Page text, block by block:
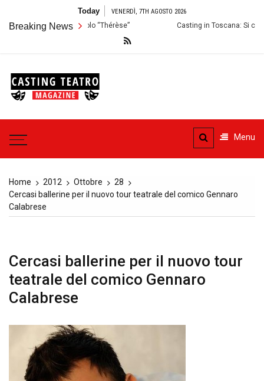
content
Today VENERDÌ, 7TH AGOSTO 2026
Breaking News
per lo Spettacolo “Thérèse” Casting in Toscana: Si cercano
teatrali
Menu
Home 2012 Ottobre
28
Cercasi ballerine per il nuovo tour teatrale del comico Gennaro
Calabrese
Cercasi ballerine per il nuovo tour
teatrale del comico Gennaro
Calabrese